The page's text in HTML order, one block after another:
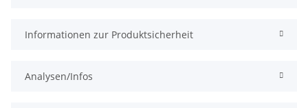
Informationen zur Produktsicherheit
Analysen/Infos